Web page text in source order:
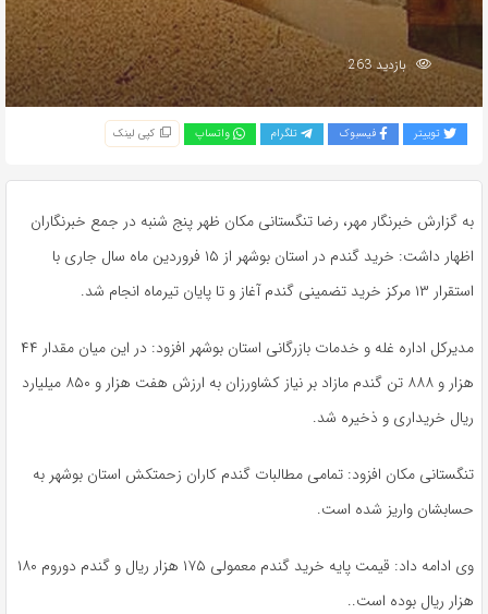
بازدید 263
توییتر فیسبوک تلگرام واتساپ کپی لینک
به گزارش خبرنگار مهر، رضا تنگستانی مکان ظهر پنج شنبه در جمع خبرنگاران
اظهار داشت: خرید گندم در استان بوشهر از ۱۵ فروردین ماه سال جاری با
استقرار ۱۳ مرکز خرید تضمینی گندم آغاز و تا پایان تیرماه انجام شد.
مدیرکل اداره غله و خدمات بازرگانی استان بوشهر افزود: در این میان مقدار ۴۴
هزار و ۸۸۸ تن گندم مازاد بر نیاز کشاورزان به ارزش هفت هزار و ۸۵۰ میلیارد
ریال خریداری و ذخیره شد.
تنگستانی مکان افزود: تمامی مطالبات گندم کاران زحمتکش استان بوشهر به
حسابشان واریز شده است.
وی ادامه داد: قیمت پایه خرید گندم معمولی ۱۷۵ هزار ریال و گندم دوروم ۱۸۰
هزار ریال بوده است.
.